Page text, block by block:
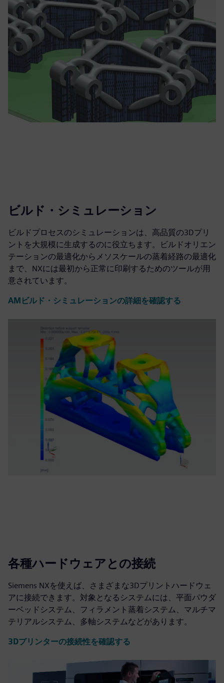
ビルド・シミュレーション
ビルドプロセスのシミュレーションは、高品質の3Dプリ
ントを大規模に生成するのに役立ちます。ビルドオリエン
テーションの最適化からメソスケールの蒸着経路の最適化
まで、NXには最初から正常に印刷するためのツールが用
意されています。
AMビルド・シミュレーションの詳細を確認する
各種ハードウェアとの接続
Siemens NXを使えば、さまざまな3Dプリントハードウェ
アに接続できます。対象となるシステムには、平面パウダ
ーベッドシステム、フィラメント蒸着システム、マルチマ
テリアルシステム、多軸システムなどがあります。
3Dプリンターの接続性を確認する